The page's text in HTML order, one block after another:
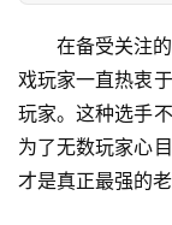
在备受关注
戏玩家一直热衷
玩家。这种选手
为了无数玩家心
才是真正最强的